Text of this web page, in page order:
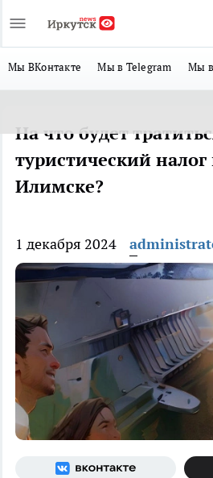
Мы ВКонтакте Мы в Telegram Мы
На что будет
туристический налог
Илимске?
1 декабря 2024